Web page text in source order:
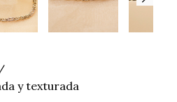
y texturada